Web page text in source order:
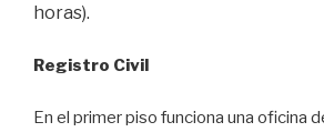
horas).
Registro Civil
En el primer piso funciona una oficina